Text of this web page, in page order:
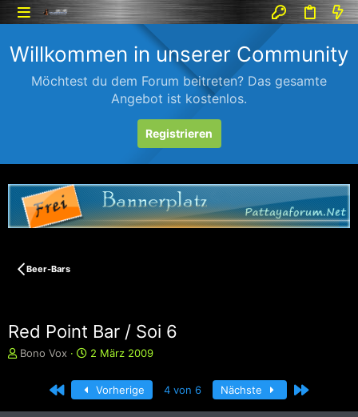
Willkommen in unserer Community
Möchtest du dem Forum beitreten? Das gesamte
Angebot ist kostenlos.
Registrieren
Beer-Bars
Red Point Bar / Soi 6
E
e
Bono Vox
E
s
e
2 März 2009
Erste Vorherige 4 von 6 Nächste Letzte